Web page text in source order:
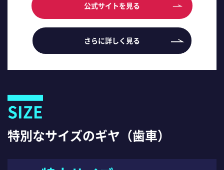
公式サイトを見る
さらに詳しく見る
SIZE
特別なサイズのギヤ（歯車）